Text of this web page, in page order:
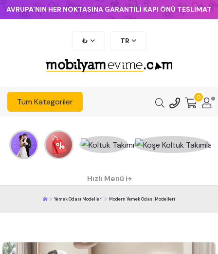
AVRUPA'NIN HER NOKTASINA GARANTİLİ KAPI ÖNÜ TESLİMAT
₺ TR
Tüm Kategoriler 0
Hızlı Menü
Yemek Odası Modelleri Modern Yemek Odası Modelleri